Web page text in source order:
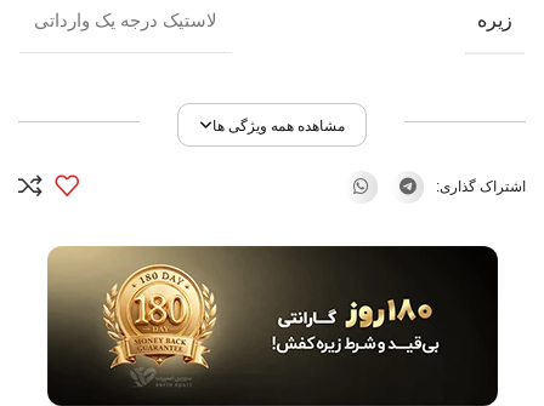
زیره لاستیک درجه یک وارداتی
مشاهده همه ویژگی ها
اشتراک گذاری: